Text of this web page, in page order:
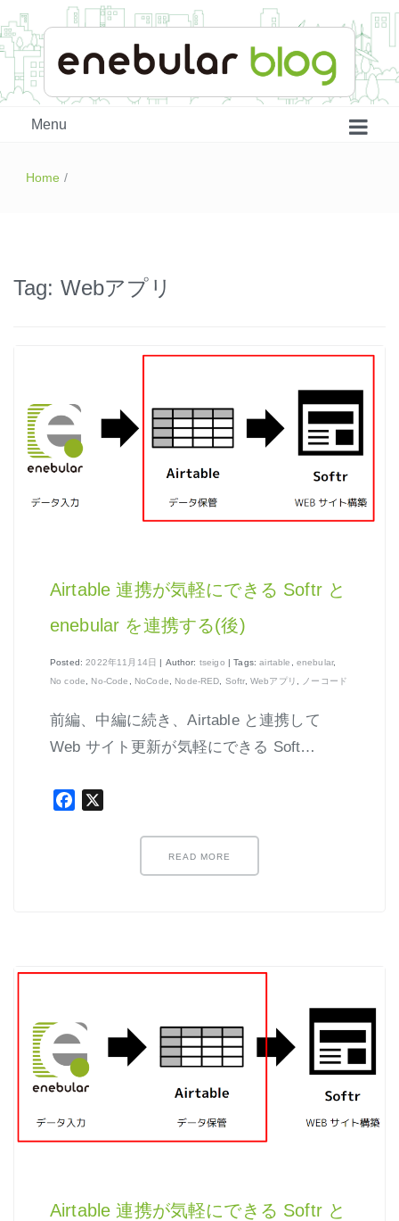
enebular 公式 技術ブログ
Menu
はじめよう、enebular (3)
はじめよう、enebular (4)
はじめよう、enebular (5)
ノーコードで地図アプリ制作を体験
Node-REDの基本的な使い方
エージェント実行環境
ノード紹介
Node-RED にゅーびーず
Home /
Tag: Webアプリ
Airtable 連携が気軽にできる Softr と
enebular を連携する(後)
Posted:2022年11月14日 | Author: tseigo | Tags:airtable enebular,
No code
No-Code NoCode Node-RED Softr, Webアプリ ノーコード
前編、中編に続き、Airtable と連携して
Web サイト更新が気軽にできる Soft…
Facebook
READ MORE
Airtable 連携が気軽にできる Softr と